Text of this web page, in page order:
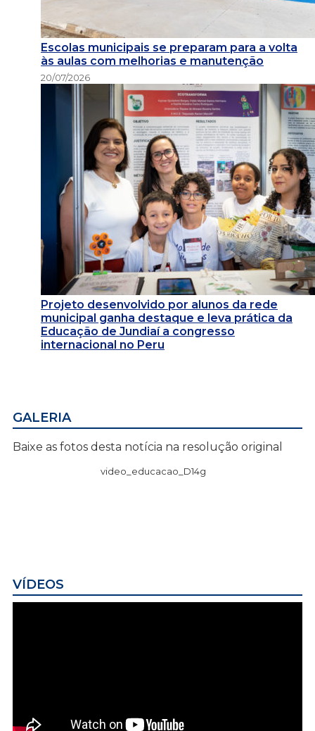
Escolas municipais se preparam para a volta
às aulas com melhorias e manutenção
20/07/2026
Projeto desenvolvido por alunos da rede
municipal ganha destaque e leva prática da
Educação de Jundiaí a congresso
internacional no Peru
GALERIA
Baixe as fotos desta notícia na resolução original
video_educacao_D14g
VÍDEOS